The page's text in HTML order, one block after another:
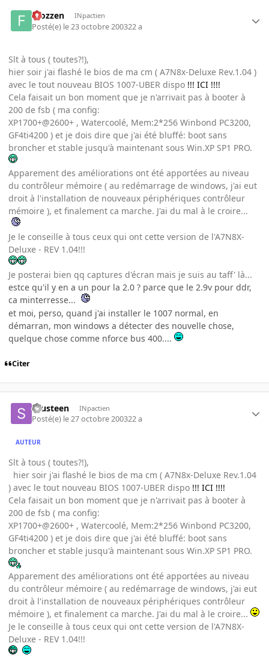
Frozzen INpactien
Posté(e) le 23 octobre 200322 a
Slt à tous ( toutes?!),
hier soir j'ai flashé le bios de ma cm ( A7N8x-Deluxe Rev.1.04 )
avec le tout nouveau BIOS 1007-UBER dispo !!! ICI !!!!
Cela faisait un bon moment que je n'arrivait pas à booter à
200 de fsb ( ma config:
XP1700+@2600+ , Watercoolé, Mem:2*256 Winbond PC3200,
GF4ti4200 ) et je dois dire que j'ai été bluffé: boot sans
broncher et stable jusqu'à maintenant sous Win.XP SP1 PRO.
Apparement des améliorations ont été apportées au niveau
du contrôleur mémoire ( au redémarrage de windows, j'ai eut
droit à l'installation de nouveaux périphériques contrôleur
mémoire ), et finalement ca marche. J'ai du mal à le croire...
Je le conseille à tous ceux qui ont cette version de l'A7N8X-
Deluxe - REV 1.04!!!
Je posterai bien qq captures d'écran mais je suis au taff' là...
estce qu'il y en a un pour la 2.0 ? parce que le 2.9v pour ddr,
ca minterresse...
et moi, perso, quand j'ai installer le 1007 normal, en
démarran, mon windows a détecter des nouvelle chose,
quelque chose comme nforce bus 400....
Citer
sausteen INpactien
Posté(e) le 27 octobre 200322 a
AUTEUR
Slt à tous ( toutes?!),
hier soir j'ai flashé le bios de ma cm ( A7N8x-Deluxe Rev.1.04
) avec le tout nouveau BIOS 1007-UBER dispo !!! ICI !!!!
Cela faisait un bon moment que je n'arrivait pas à booter à
200 de fsb ( ma config:
XP1700+@2600+ , Watercoolé, Mem:2*256 Winbond PC3200,
GF4ti4200 ) et je dois dire que j'ai été bluffé: boot sans
broncher et stable jusqu'à maintenant sous Win.XP SP1 PRO.
Apparement des améliorations ont été apportées au niveau
du contrôleur mémoire ( au redémarrage de windows, j'ai eut
droit à l'installation de nouveaux périphériques contrôleur
mémoire ), et finalement ca marche. J'ai du mal à le croire...
Je le conseille à tous ceux qui ont cette version de l'A7N8X-
Deluxe - REV 1.04!!!